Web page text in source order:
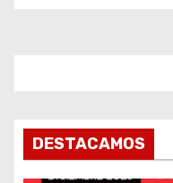
a
s
DESTACAMOS